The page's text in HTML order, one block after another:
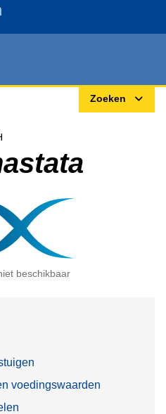
Zoeken
beschikbaar
voedingswaarden